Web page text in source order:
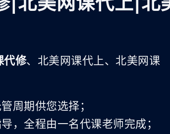
代修、北美网课代上、北美网课
周期供您选择；
，全程由一名代课老师完成；